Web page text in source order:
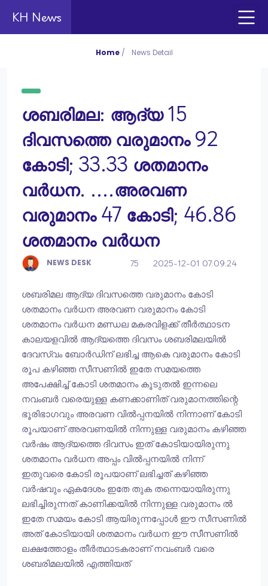
KH News
Home / News Detail
ശബരിമല: ആദ്യ 15
ദിവസത്തെ വരുമാനം 92
കോടി; 33.33 ശതമാനം
വർധന. ....അരവണ
വരുമാനം 47 കോടി; 46.86
ശതമാനം വർധന
NEWS DESK 75 2025-12-01 07:09:24
ശബരിമല ആദ്യ ദിവസത്തെ വരുമാനം കോടി
ശതമാനം വർധന അരവണ വരുമാനം കോടി
ശതമാനം വർധന മണ്ഡല മകരവിളക്ക് തീർത്ഥാടന
കാലയളവിൽ ആദ്യത്തെ ദിവസം ശബരിമലയിൽ
ദേവസ്വം ബോർഡിന് ലഭിച്ച ആകെ വരുമാനം കോടി
രൂപ കഴിഞ്ഞ സീസണിൽ ഇതേ സമയത്തെ
അപേക്ഷിച്ച് കോടി ശതമാനം കൂടുതൽ ഇന്നലെ
നവംബർ വരെയുള്ള കണക്കാണിത് വരുമാനത്തിന്റെ
ഭൂരിഭാഗവും അരവണ വിൽപ്പനയിൽ നിന്നാണ് കോടി
രൂപയാണ് അരവണയിൽ നിന്നുള്ള വരുമാനം കഴിഞ്ഞ
വർഷം ആദ്യത്തെ ദിവസം ഇത് കോടിയായിരുന്നു
ശതമാനം വർധന അപ്പം വിൽപ്പനയിൽ നിന്ന്
ഇതുവരെ കോടി രൂപയാണ് ലഭിച്ചത് കഴിഞ്ഞ
വർഷവും ഏകദേശം ഇതേ തുക തന്നെയായിരുന്നു
ലഭിച്ചിരുന്നത് കാണിക്കയിൽ നിന്നുള്ള വരുമാനം ൽ
ഇതേ സമയം കോടി ആയിരുന്നപ്പോൾ ഈ സീസണിൽ
അത് കോടിയായി ശതമാനം വർധന ഈ സീസണിൽ
ലക്ഷത്തോളം തീർത്ഥാടകരാണ് നവംബർ വരെ
ശബരിമലയിൽ എത്തിയത്